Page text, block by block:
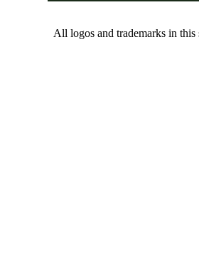
All logos and trademarks in